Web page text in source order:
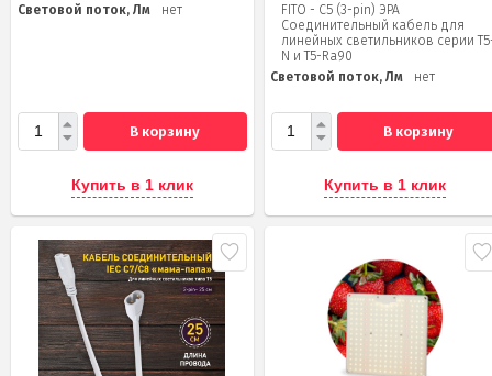
Световой поток, Лм
нет
В корзину
Купить в 1 клик
FITO - C5 (3-pin) ЭРА
Соединительный кабель для
линейных светильников серии
N и Т5-Ra90
Световой поток, Лм
нет
В корзину
Купить в 1 клик